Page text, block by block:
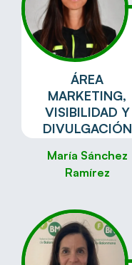
ÁREA
MARKETING,
VISIBILIDAD Y
DIVULGACIÓN
María Sánchez
Ramírez